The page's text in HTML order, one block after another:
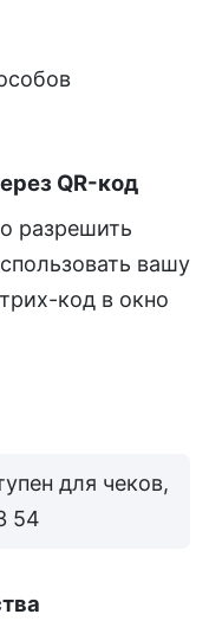
QR-код
разрешить
вашу
код в окно
для чеков,
54